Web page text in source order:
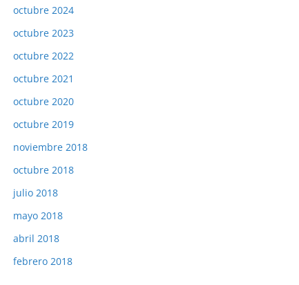
octubre 2024
octubre 2023
octubre 2022
octubre 2021
octubre 2020
octubre 2019
noviembre 2018
octubre 2018
julio 2018
mayo 2018
abril 2018
febrero 2018